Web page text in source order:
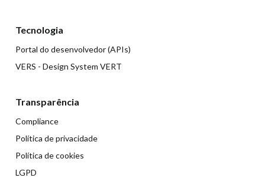
Tecnologia
Portal do desenvolvedor (APIs)
VERS - Design System VERT
Transparência
Compliance
Política de privacidade
Política de cookies
LGPD